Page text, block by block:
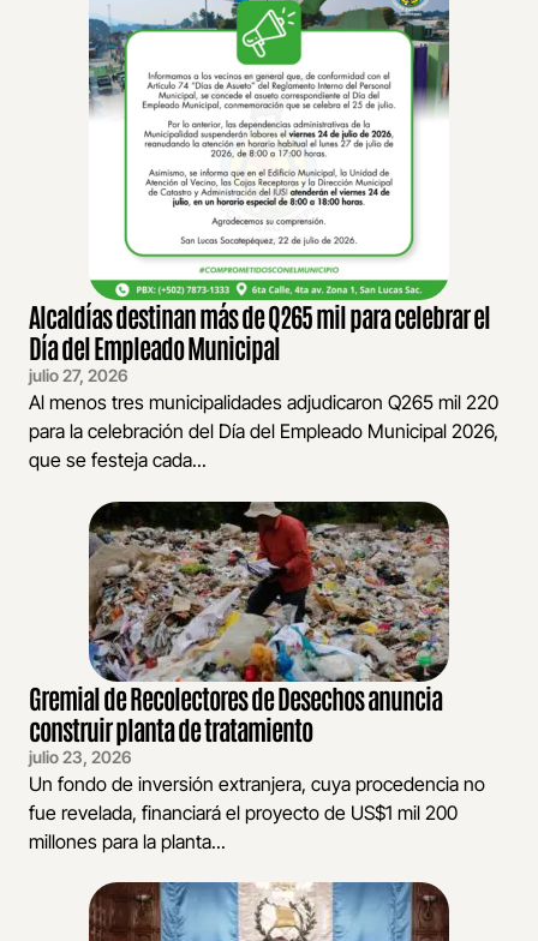
Alcaldías destinan más de Q265 mil para celebrar el
Día del Empleado Municipal
julio 27, 2026
Al menos tres municipalidades adjudicaron Q265 mil 220
para la celebración del Día del Empleado Municipal 2026,
que se festeja cada...
Gremial de Recolectores de Desechos anuncia
construir planta de tratamiento
julio 23, 2026
Un fondo de inversión extranjera, cuya procedencia no
fue revelada, financiará el proyecto de US$1 mil 200
millones para la planta...